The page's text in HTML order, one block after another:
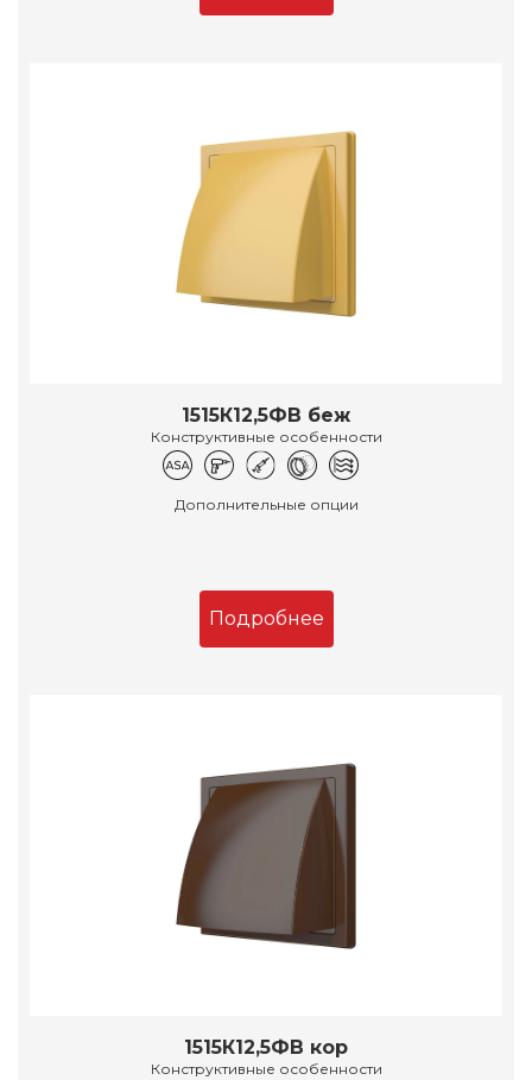
1515К12,5ФВ беж
Конструктивные особенности
Дополнительные опции
Подробнее
1515К12,5ФВ кор
Конструктивные особенности